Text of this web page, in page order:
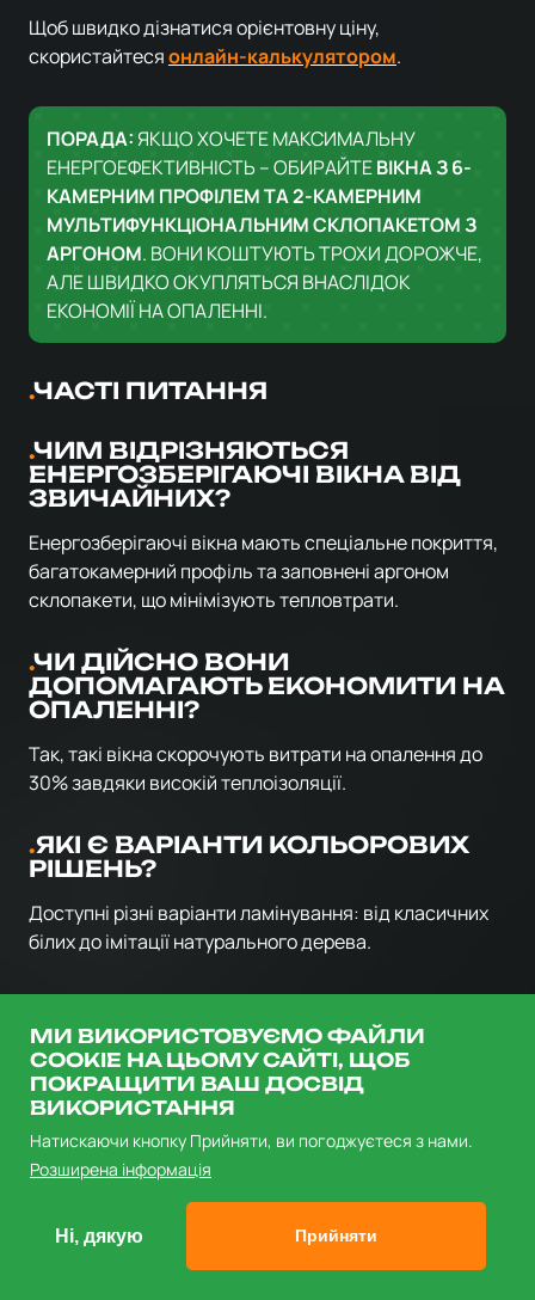
Щоб швидко дізнатися орієнтовну ціну,
скористайтесяонлайн-калькулятором.
ПОРАДА:ЯКЩО ХОЧЕТЕ МАКСИМАЛЬНУ
ЕНЕРГОЕФЕКТИВНІСТЬ – ОБИРАЙТЕВІКНА З 6-
КАМЕРНИМ ПРОФІЛЕМ ТА 2-КАМЕРНИМ
МУЛЬТИФУНКЦІОНАЛЬНИМ СКЛОПАКЕТОМ З
АРГОНОМ. ВОНИ КОШТУЮТЬ ТРОХИ ДОРОЖЧЕ,
АЛЕ ШВИДКО ОКУПЛЯТЬСЯ ВНАСЛІДОК
ЕКОНОМІЇ НА ОПАЛЕННІ.
ЧАСТІ ПИТАННЯ
ЧИМ ВІДРІЗНЯЮТЬСЯ
ЕНЕРГОЗБЕРІГАЮЧІ ВІКНА ВІД
ЗВИЧАЙНИХ?
Енергозберігаючі вікна мають спеціальне покриття,
багатокамерний профіль та заповнені аргоном
склопакети, що мінімізують тепловтрати.
ЧИ ДІЙСНО ВОНИ
ДОПОМАГАЮТЬ ЕКОНОМИТИ НА
ОПАЛЕННІ?
Так, такі вікна скорочують витрати на опалення до
30% завдяки високій теплоізоляції.
ЯКІ Є ВАРІАНТИ КОЛЬОРОВИХ
РІШЕНЬ?
Доступні різні варіанти ламінування: від класичних
білих до імітації натурального дерева.
ЯК ПРАВИЛЬНО ДОГЛЯДАТИ ЗА
ЕНЕРГОЗБЕРІГАЮЧИМИ
ВІКНАМИ?
Рекомендується періодично чистити ущільнювачі та
перевіряти справність фурнітури, щоб забезпечити
максимальну ефективність конструкції.
Facebook
X Threads
Telegram
Viber
МИ ВИКОРИСТОВУЄМО ФАЙЛИ
COOKIE НА ЦЬОМУ САЙТІ, ЩОБ
ПОКРАЩИТИ ВАШ ДОСВІД
ВИКОРИСТАННЯ
Натискаючи кнопку Прийняти, ви погоджуєтеся з нами.
Розширена інформація
Прийняти
Ні, дякую